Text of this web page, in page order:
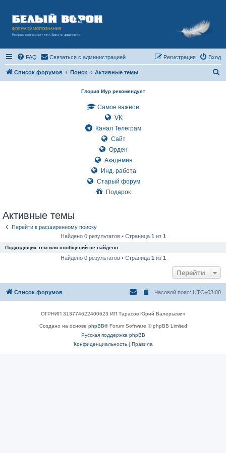
FAQ Связаться с администрацией Вход
Регистрация
Список форумов Поиск Активные темы
Глория Мур рекомендует
Самое важное
VK
Канал Телеграм
Сайт
Орден
Академия
Инд. работа
Старый форум
Подарок
Активные темы
Перейти к расширенному поиску
Найдено 0 результатов • Страница 1 из 1
Подходящих тем или сообщений не найдено.
Найдено 0 результатов • Страница 1 из 1
Перейти
Список форумов Часовой пояс: UTC+03:00
ОГРНИП 313774622400623 ИП Тарасов Юрий Валерьевич
Создано на основе phpBB® Forum Software © phpBB Limited
Русская поддержка phpBB
Конфиденциальность| Правила